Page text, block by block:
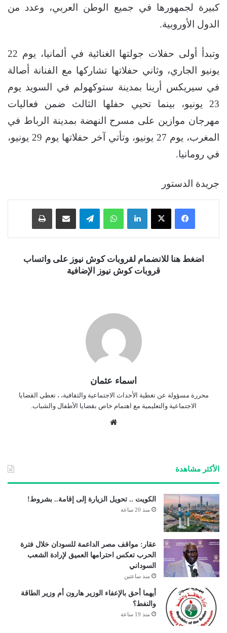
كبيرة لجمهورها في جميع الوطن العربي، وعدد من
الدول الأوروبية.
وتبدأ أولى حفلات جولتها الغنائية في ألمانيا، يوم 22
يونيو الجاري، وثاني حفلاتها تشاركها مع الفنانة أصالة
في سيريكس أرينا بمدينة ستوكهولم في السويد يوم
23 يونيو، بينما تحيي حفلها الثالث ضمن فعاليات
مهرجان موازين على مسرح النهضة بمدينة الرباط في
المغرب، يوم 27 يونيو، وتأتي آخر حفلاتها يوم 29 يونيو،
في رومانيا.
جريدة الدستور
فيسبوك ‫X لينكدإن واتساب تيلقرام
اضغط هنا للانضمام لقروبات كوش نيوز على واتساب
قروبات كوش نيوز الإضافية
اسماء عثمان
محررة مسؤولة عن تغطية الأحداث الاجتماعية والثقافية، ، تغطي القضايا
الاجتماعية والتعليمية مع اهتمام خاص بقضايا الأطفال والشباب.
الأكثر مشاهدة
الكويت .. تحويل الزيارة إلى إقامة.. بشروط!
منذ 20 ساعة
عقار: مواقف مصر الداعمة للسودان خلال فترة
الحرب تعكس احترامها العميق لإرادة الشعب
السوداني
منذ ساعتين
أيهما أحق بالإعفاء الوزير هارون أم وزير الطاقة
والنفط؟
منذ 19 ساعة